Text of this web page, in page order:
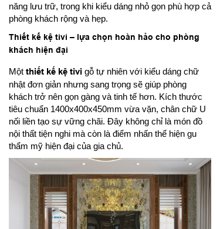
năng lưu trữ, trong khi kiểu dáng nhỏ gọn phù hợp cả
phòng khách rộng và hẹp.
Thiết kế kệ tivi – lựa chọn hoàn hảo cho phòng
khách hiện đại
Một thiết kế kệ tivi gỗ tự nhiên với kiểu dáng chữ
nhật đơn giản nhưng sang trọng sẽ giúp phòng
khách trở nên gọn gàng và tinh tế hơn. Kích thước
tiêu chuẩn 1400x400x450mm vừa vặn, chân chữ U
nối liền tạo sự vững chãi. Đây không chỉ là món đồ
nội thất tiện nghi mà còn là điểm nhấn thể hiện gu
thẩm mỹ hiện đại của gia chủ.